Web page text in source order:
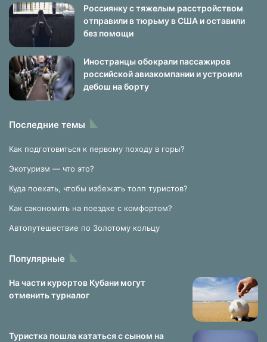
Россиянку с тяжелым расстройством
отправили в тюрьму в США и оставили
без помощи
Иностранцы обокрали пассажиров
российской авиакомпании и устроили
дебош на борту
Последние темы
Как подготовиться к первому походу в горы?
Экотуризм — что это?
Куда поехать, чтобы избежать толп туристов?
Как сэкономить на поездке с комфортом?
Автопутешествие по Золотому кольцу
Популярные
На части курортов Кубани могут
отменить турналог
Туристка пошла кататься с сыном на